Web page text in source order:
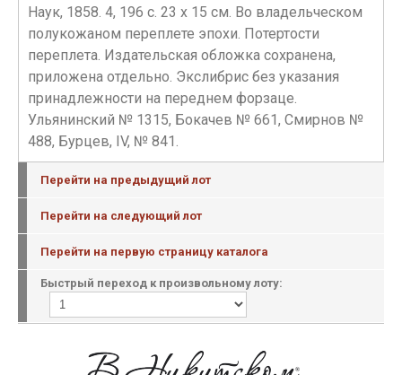
Наук, 1858. 4, 196 с. 23 х 15 см. Во владельческом
полукожаном переплете эпохи. Потертости
переплета. Издательская обложка сохранена,
приложена отдельно. Экслибрис без указания
принадлежности на переднем форзаце.
Ульянинский № 1315, Бокачев № 661, Смирнов №
488, Бурцев, IV, № 841.
Перейти на предыдущий лот
Перейти на следующий лот
Перейти на первую страницу каталога
Быстрый переход к произвольному лоту: